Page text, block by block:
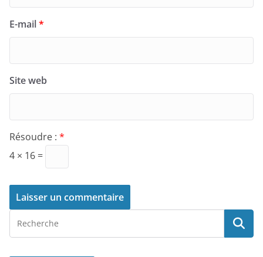
E-mail*
Site web
Résoudre : *
4 × 16 =